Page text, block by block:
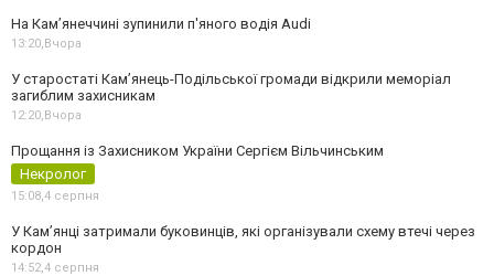
На Камʼянеччині зупинили п'яного водія Audi
13:20,Вчора
У старостаті Кам’янець-Подільської громади відкрили меморіал
загиблим захисникам
12:20,Вчора
Прощання із Захисником України Сергієм Вільчинським
Некролог
15:08,4 серпня
У Кам’янці затримали буковинців, які організували схему втечі через
кордон
14:52,4 серпня